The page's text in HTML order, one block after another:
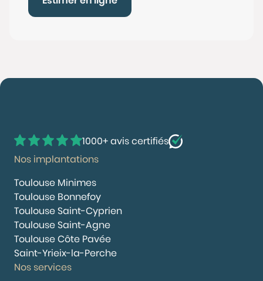
1000+ avis certifiés
Nos implantations
Toulouse Minimes
Toulouse Bonnefoy
Toulouse Saint-Cyprien
Toulouse Saint-Agne
Toulouse Côte Pavée
Saint-Yrieix-la-Perche
Nos services